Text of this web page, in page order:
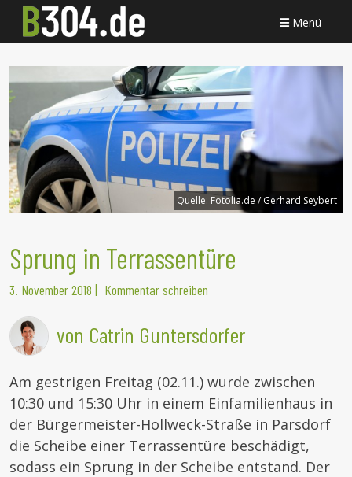
Menü
Quelle: Fotolia.de / Gerhard Seybert
Sprung in Terrassentüre
3. November 2018 | Kommentar schreiben
von Catrin Guntersdorfer
Am gestrigen Freitag (02.11.) wurde zwischen
10:30 und 15:30 Uhr in einem Einfamilienhaus in
der Bürgermeister-Hollweck-Straße in Parsdorf
die Scheibe einer Terrassentüre beschädigt,
sodass ein Sprung in der Scheibe entstand. Der